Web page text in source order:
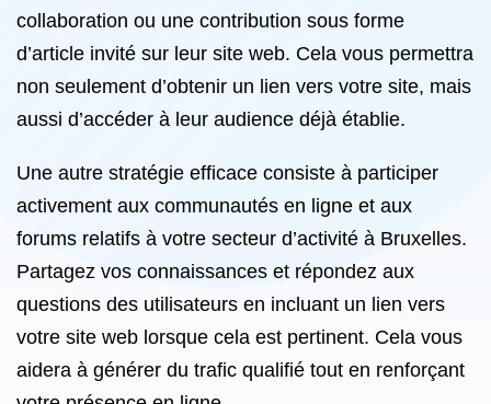
collaboration ou une contribution sous forme
d’article invité sur leur site web. Cela vous permettra
non seulement d’obtenir un lien vers votre site, mais
aussi d’accéder à leur audience déjà établie.
Une autre stratégie efficace consiste à participer
activement aux communautés en ligne et aux
forums relatifs à votre secteur d’activité à Bruxelles.
Partagez vos connaissances et répondez aux
questions des utilisateurs en incluant un lien vers
votre site web lorsque cela est pertinent. Cela vous
aidera à générer du trafic qualifié tout en renforçant